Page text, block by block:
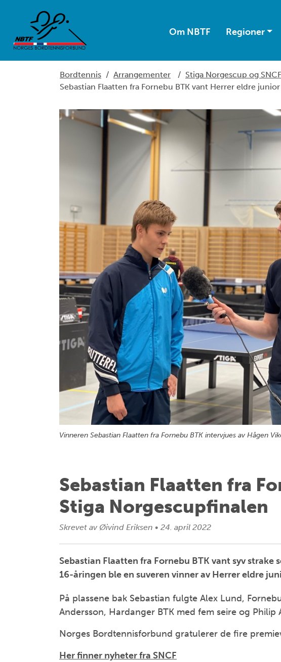
Om NBTF Regioner
Bordtennis / Arrangementer / Stiga Norgescup og
Sebastian Flaatten fra Fornebu BTK vant Herrer eldre
Vinneren Sebastian Flaatten fra Fornebu BTK intervjues av Hågen
Sebastian Flaatten fra
Stiga Norgescupfinalen
Skrevet av Øivind Eriksen • 24. april 2022
Sebastian Flaatten fra Fornebu BTK vant syv strake
16-åringen ble en suveren vinner av Herrer eldre
På plassene bak Sebastian fulgte Alex Lund,
Andersson, Hardanger BTK med fem seire og Philip
Norges Bordtennisforbund gratulerer de fire
Her finner nyheter fra SNCF